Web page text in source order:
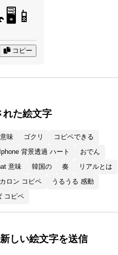
コピー
れた絵文字
ひまわり 意味 ゴクリ
コピペできる
Iphone 背景透過 ハート
おでん
Wechat 意味 韓国の 奏
リアルとは
マカロン コピペ
うるうる 感動
葉っぱ コピペ
しい絵文字を送信